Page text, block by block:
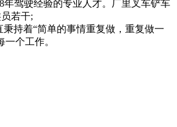
年驾驶经验的专业人才。厂里叉车铲车
若干;
秉持着“简单的事情重复做，重复做一
一个工作。